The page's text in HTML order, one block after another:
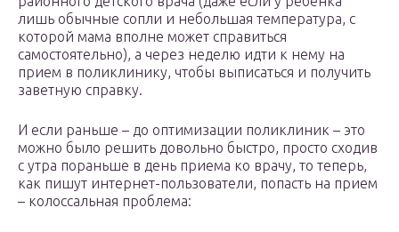
лишь обычные сопли и небольшая температура, с
которой мама вполне может справиться
самостоятельно), а через неделю идти к нему на
прием в поликлинику, чтобы выписаться и получить
заветную справку.
И если раньше – до оптимизации поликлиник – это
можно было решить довольно быстро, просто сходив
с утра пораньше в день приема ко врачу, то теперь,
как пишут интернет-пользователи, попасть на прием
– колоссальная проблема: